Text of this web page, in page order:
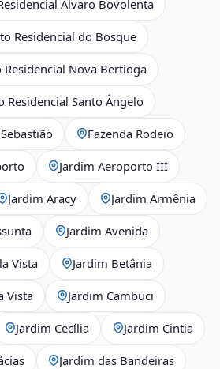
Álvaro Bovolenta
Residencial do Bosque
Residencial Nova Bertioga
Residencial Santo Ângelo
Fazenda Rodeio
Jardim Aeroporto III
Jardim Aracy Jardim Armênia
Jardim Avenida
Vista Jardim Betânia
Vista Jardim Cambuci
Jardim Cecília Jardim Cintia
Jardim das Bandeiras